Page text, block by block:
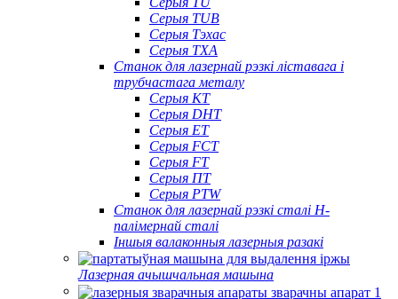
Серыя TUB
Серыя Тэхас
Серыя TXA
Станок для лазернай рэзкі ліставага і
трубчастага металу
Серыя КТ
Серыя DHT
Серыя ET
Серыя FCT
Серыя FT
Серыя ПТ
Серыя PTW
Станок для лазернай рэзкі сталі H-
палімернай сталі
Іншыя валаконныя лазерныя разакі
Лазерная ачышчальная машына